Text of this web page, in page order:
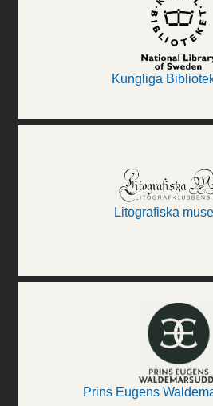
Kungliga
Litografiska
Prins Eugens